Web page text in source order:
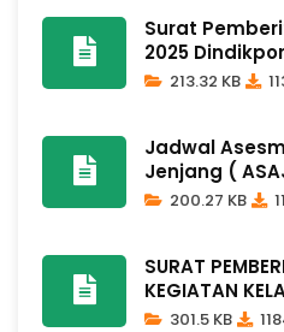
Surat
2025
213.32 KB
Jadwal
Jenjang (
200.27 KB
SURAT
KEGIATAN
301.5 KB